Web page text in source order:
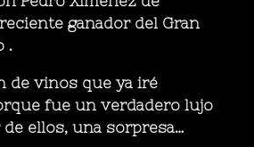
ganador del Gran
.
de vinos que ya iré
fue un verdadero lujo
ellos, una sorpresa…